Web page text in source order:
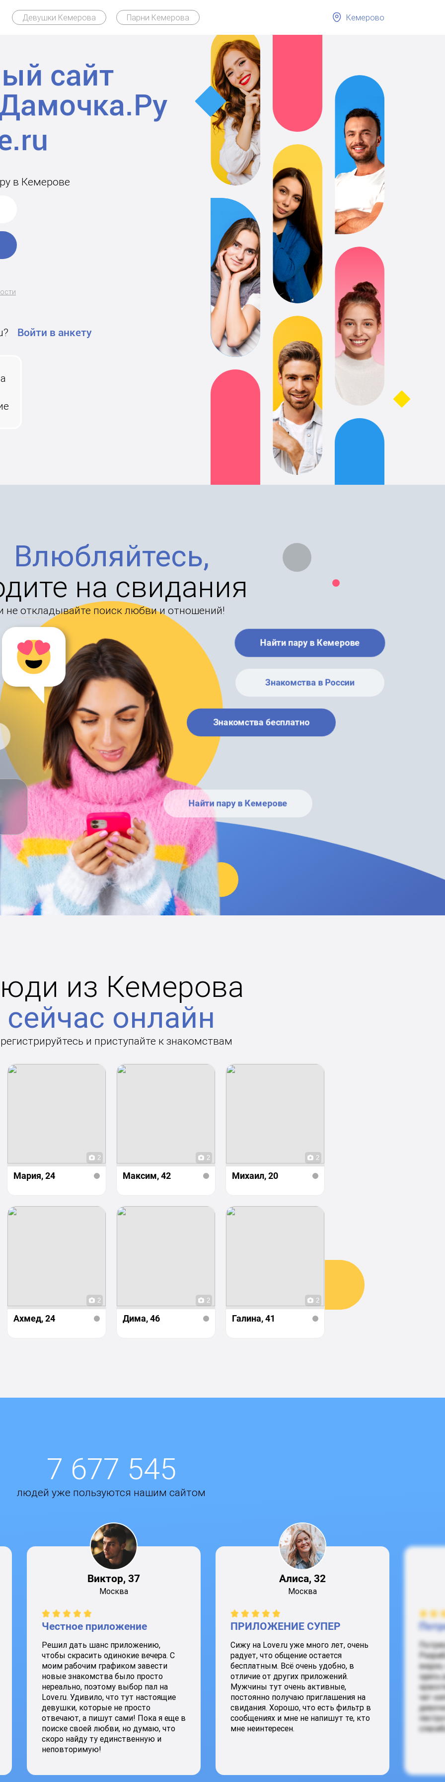
Девушки Кемерова Парни Кемерова Кемерово
сайт
в Кемерове
Войти в анкету
Влюбляйтесь,
на свидания
не откладывайте поиск любви и отношений!
Найти пару в Кемерове
Знакомства в России
Знакомства бесплатно
Найти пару в Кемерове
из Кемерова
сейчас онлайн
и приступайте к знакомствам
2
Мария, 24
2
Максим, 42
2
Михаил, 20
2
Ахмед, 24
2
Дима, 46
2
Галина, 41
7 677 545
людей уже пользуются нашим сайтом
Виктор, 37
Москва
Честное приложение
Решил дать шанс приложению,
чтобы скрасить одинокие вечера. С
моим рабочим графиком завести
новые знакомства было просто
нереально, поэтому выбор пал на
Love.ru. Удивило, что тут настоящие
девушки, которые не просто
отвечают, а пишут сами! Пока я еще в
поиске своей любви, но думаю, что
скоро найду ту единственную и
неповторимую!
Алиса, 32
Москва
ПРИЛОЖЕНИЕ СУПЕР
Сижу на Love.ru уже много лет, очень
радует, что общение остается
бесплатным. Всё очень удобно, в
отличие от других приложений.
Мужчины тут очень активные,
постоянно получаю приглашения на
свидания. Хорошо, что есть фильтр в
сообщениях и мне не напишут те, кто
мне неинтересен.
здесь
чат